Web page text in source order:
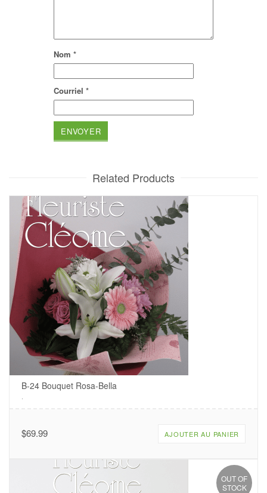
Nom *
Courriel *
Related Products
B-24 Bouquet Rosa-Bella
$69.99 AJOUTER AU PANIER
OUT OF
STOCK